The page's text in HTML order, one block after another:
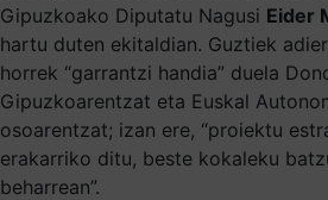
Gipuzkoako Diputatu Nagusi Eider
hartu duten ekitaldian. Guztiek
horrek “garrantzi handia” duela
Gipuzkoarentzat eta Euskal
osoarentzat; izan ere, “proiektu
erakarriko ditu, beste kokaleku
beharrean”.